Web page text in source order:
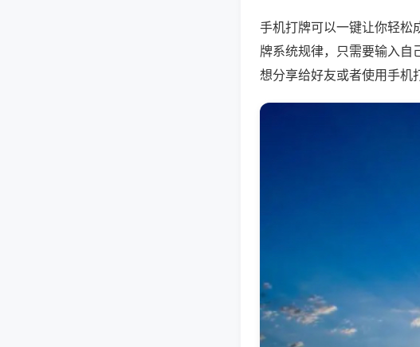
手机打牌可以一键让你轻松
牌系统规律，只需要输入自
想分享给好友或者使用手机